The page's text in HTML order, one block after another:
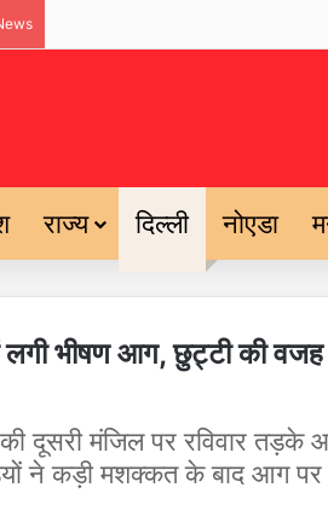
राज्य दिल्ली नोएडा
भीषण आग, छुट्टी की वजह
की दूसरी मंजिल पर रविवार
ने कड़ी मशक्कत के बाद आग पर